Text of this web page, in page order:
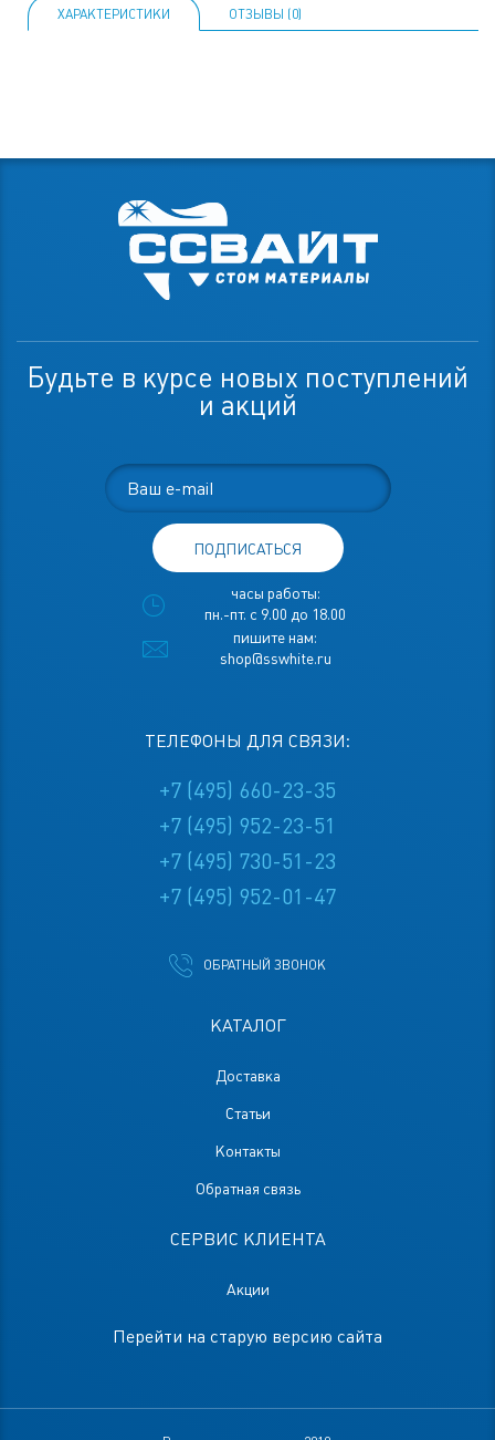
ХАРАКТЕРИСТИКИ ОТЗЫВЫ (0)
КАТАЛОГ
Доставка
Статьи
Контакты
Обратная связь
СЕРВИС КЛИЕНТА
Акции
Перейти на старую версию сайта
Будьте в курсе новых поступлений
и акций
ПОДПИСАТЬСЯ
часы работы:
пн.-пт. с 9.00 до 18.00
пишите нам:
shop@sswhite.ru
ТЕЛЕФОНЫ ДЛЯ СВЯЗИ:
+7 (495) 660-23-35
+7 (495) 952-23-51
+7 (495) 730-51-23
+7 (495) 952-01-47
ОБРАТНЫЙ ЗВОНОК